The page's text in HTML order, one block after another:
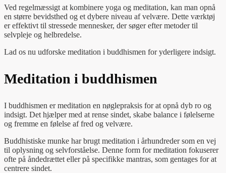
Ved regelmæssigt at kombinere yoga og meditation, kan man opnå
en større bevidsthed og et dybere niveau af velvære. Dette værktøj
er effektivt til stressede mennesker, der søger efter metoder til
selvpleje og helbredelse.
Lad os nu udforske meditation i buddhismen for yderligere indsigt.
Meditation i buddhismen
I buddhismen er meditation en nøglepraksis for at opnå dyb ro og
indsigt. Det hjælper med at rense sindet, skabe balance i følelserne
og fremme en følelse af fred og velvære.
Buddhistiske munke har brugt meditation i århundreder som en vej
til oplysning og selvforståelse. Denne form for meditation fokuserer
ofte på åndedrættet eller på specifikke mantras, som gentages for at
centrere sindet.